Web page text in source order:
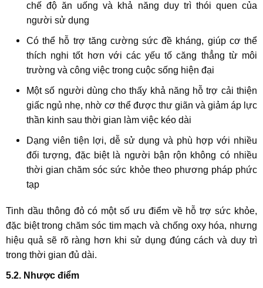
chế độ ăn uống và khả năng duy trì thói quen của
người sử dụng
Có thể hỗ trợ tăng cường sức đề kháng, giúp cơ thể
thích nghi tốt hơn với các yếu tố căng thẳng từ môi
trường và công việc trong cuộc sống hiện đại
Một số người dùng cho thấy khả năng hỗ trợ cải thiện
giấc ngủ nhẹ, nhờ cơ thể được thư giãn và giảm áp lực
thần kinh sau thời gian làm việc kéo dài
Dạng viên tiện lợi, dễ sử dụng và phù hợp với nhiều
đối tượng, đặc biệt là người bận rộn không có nhiều
thời gian chăm sóc sức khỏe theo phương pháp phức
tạp
Tinh dầu thông đỏ có một số ưu điểm về hỗ trợ sức khỏe,
đặc biệt trong chăm sóc tim mạch và chống oxy hóa, nhưng
hiệu quả sẽ rõ ràng hơn khi sử dụng đúng cách và duy trì
trong thời gian đủ dài.
5.2. Nhược điểm